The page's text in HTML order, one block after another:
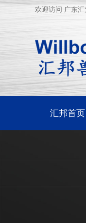
欢迎访问 广东汇
汇邦首页